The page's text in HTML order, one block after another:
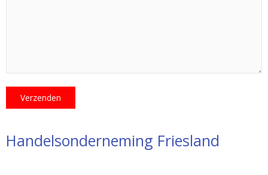
Handelsonderneming Friesland